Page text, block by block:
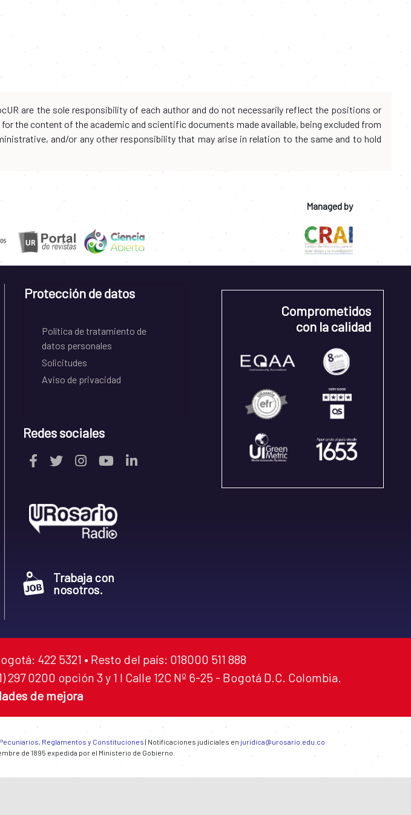
are the sole responsibility of each author and do not necessarily reflect the positions or
the content of the academic and scientific documents made available, being excluded from
and/or any other responsibility that may arise in relation to the same and to hold
Managed by
Protección de datos
Política de tratamiento de
datos personales
Solicitudes
Aviso de privacidad
Redes sociales
Trabaja con
nosotros.
Comprometidos
con la calidad
422 5321 • Resto del país: 018000 511 888
0200 opción 3 y 1 I Calle 12C Nº 6-25 - Bogotá D.C. Colombia.
de mejora
Reglamentos y Constituciones | Notificaciones judiciales en juridica@urosario.edu.co
de 1895 expedida por el Ministerio de Gobierno.